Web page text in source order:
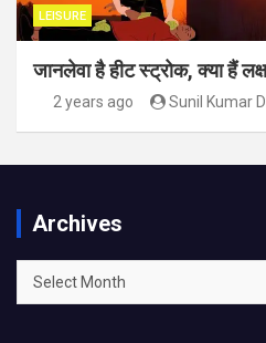
LEISURE
जानलेवा है हीट स्ट्रोक, क्या हैं
2 years ago Sunil Kumar
Archives
Archives